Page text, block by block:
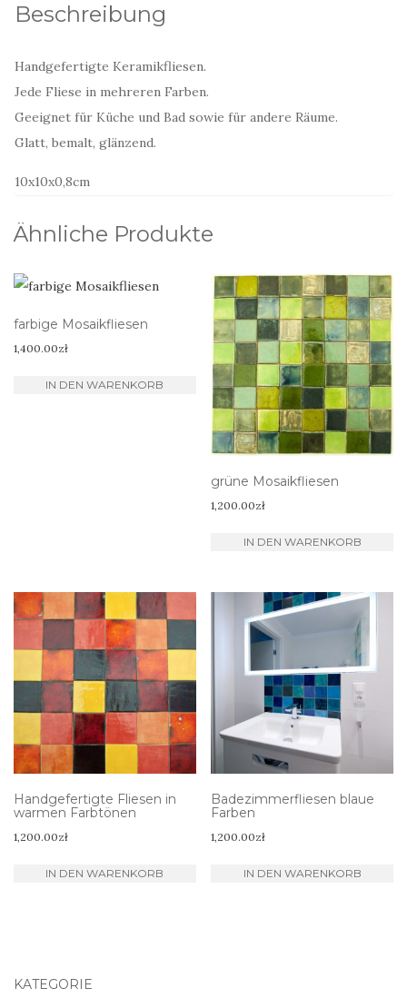
Beschreibung
Handgefertigte Keramikfliesen.
Jede Fliese in mehreren Farben.
Geeignet für Küche und Bad sowie für andere Räume.
Glatt, bemalt, glänzend.
10x10x0,8cm
Ähnliche Produkte
farbige Mosaikfliesen
1,400.00zł
IN DEN WARENKORB
grüne Mosaikfliesen
1,200.00zł
IN DEN WARENKORB
Handgefertigte Fliesen in
warmen Farbtönen
1,200.00zł
IN DEN WARENKORB
Badezimmerfliesen blaue
Farben
1,200.00zł
IN DEN WARENKORB
KATEGORIE